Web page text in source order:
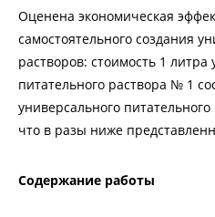
Оценена экономическая
самостоятельного создания
растворов: стоимость 1 литра
питательного раствора № 1
универсального
что в разы ниже
Содержание работы